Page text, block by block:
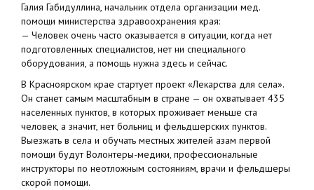
Галия Габидуллина, начальник отдела организации мед.
помощи министерства здравоохранения края:
— Человек очень часто оказывается в ситуации, когда нет
подготовленных специалистов, нет ни специального
оборудования, а помощь нужна здесь и сейчас.
В Красноярском крае стартует проект «Лекарства для села».
Он станет самым масштабным в стране — он охватывает 435
населенных пунктов, в которых проживает меньше ста
человек, а значит, нет больниц и фельдшерских пунктов.
Выезжать в села и обучать местных жителей азам первой
помощи будут Волонтеры-медики, профессиональные
инструкторы по неотложным состояниям, врачи и фельдшеры
скорой помощи.